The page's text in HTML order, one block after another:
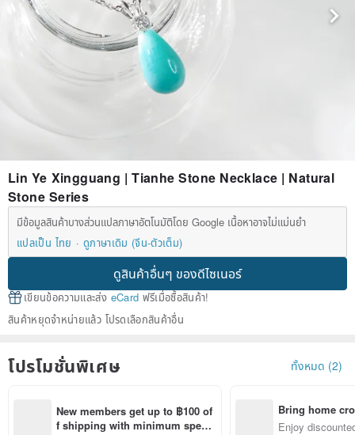
Lin Ye Xingguang | Tianhe Stone Necklace | Natural
Stone Series
มีข้อมูลสินค้าบางส่วนแปลภาษาอัตโนมัติโดย Google เนื้อหาอาจไม่แม่นยำ
แปลเป็น ไทย
ดูภาษาเดิม (จีน-ตัวเต็ม)
ดูสินค้าอื่นๆ ของดีไซเนอร์
เขียนข้อความและส่ง eCard ฟรีเมื่อซื้อสินค้า!
สินค้าหยุดจำหน่ายแล้ว โปรดเลือกสินค้าอื่น
โปรโมชั่นพิเศษ ทั้งหมด (2)
New members get up to ฿100 of
f shipping with minimum spen
Bring home
n with ease
Enjoy